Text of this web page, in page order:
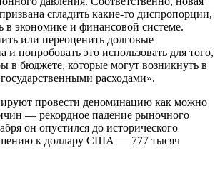
сгладить какие-то диспропорции,
в экономике и финансовой системе.
или переоценить долговые
и попробовать это использовать для того,
в бюджете, которые могут возникнуть в
расходами».
провести деноминацию как можно
— рекордное падение рыночного
он опустился до исторического
к доллару США — 777 тысяч